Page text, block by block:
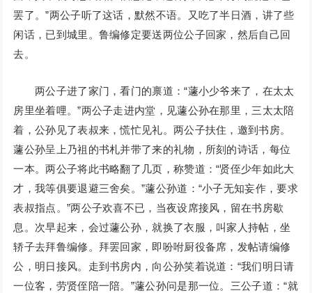
罢了。”两公子听了这话，默然不语。又吃了半日酒，讲了些
闲话，已到城里。鲁编修定要送两位公子回家，然后自己回
去。
两公子进了家门，看门的禀道：“蘧小少爷来了，在太太
房里坐着哩。”两公子走进内堂，见蘧公孙在那里，三太太陪
着，公孙见了表叔来，慌忙见礼。两公子扶住，邀到书房。
蘧公孙呈上乃祖的书札并带了来的礼物，所刻的诗话，每位
一本。两公子将此书略翻了几页，称赞道：“贤侄少年如此大
才，我等俱要退避三舍矣。”蘧公孙道：“小子无知妄作，要求
表叔指点。”两公子欢喜不已，当夜设席接风，留在书房歇
息。次早起来，会过蘧公孙，就换了衣服，叫家人持帖，坐
轿子去拜鲁编修。拜罢回家，即吩咐厨役备席，发帖请编修
公，明日接风。走到书房内，向公孙笑着说道：“我们明日请
一位客，劳贤侄陪一陪。”蘧公孙问是那一位。三公子道：“就